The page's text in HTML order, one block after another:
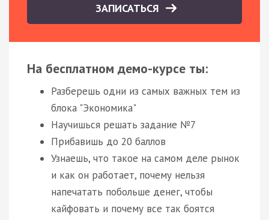
ЗАПИСАТЬСЯ
На бесплатном демо-курсе ты:
Разберешь одни из самых важных тем из
блока "Экономика"
Научишься решать задание №7
Прибавишь до 20 баллов
Узнаешь, что такое на самом деле рынок
и как он работает, почему нельзя
напечатать побольше денег, чтобы
кайфовать и почему все так боятся